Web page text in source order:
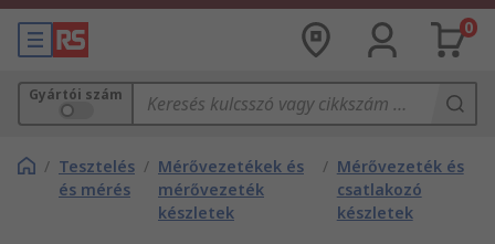
0
Gyártói szám
/ Tesztelés
és mérés
/ Mérővezetékek és
mérővezeték
készletek
/ Mérővezeték és
csatlakozó
készletek